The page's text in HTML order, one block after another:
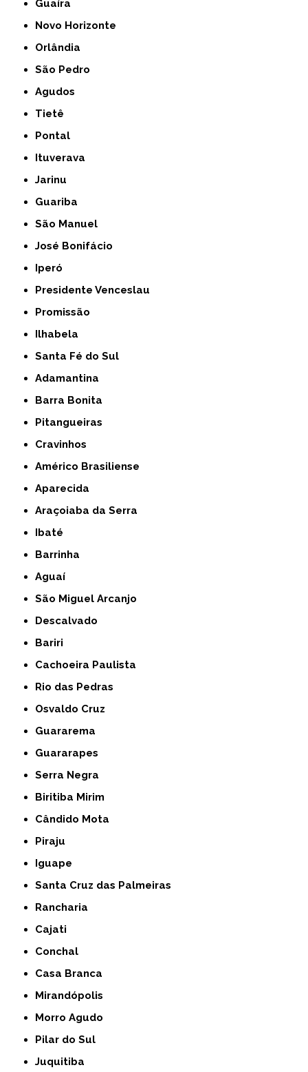
Guaíra
Novo Horizonte
Orlândia
São Pedro
Agudos
Tietê
Pontal
Ituverava
Jarinu
Guariba
São Manuel
José Bonifácio
Iperó
Presidente Venceslau
Promissão
Ilhabela
Santa Fé do Sul
Adamantina
Barra Bonita
Pitangueiras
Cravinhos
Américo Brasiliense
Aparecida
Araçoiaba da Serra
Ibaté
Barrinha
Aguaí
São Miguel Arcanjo
Descalvado
Bariri
Cachoeira Paulista
Rio das Pedras
Osvaldo Cruz
Guararema
Guararapes
Serra Negra
Biritiba Mirim
Cândido Mota
Piraju
Iguape
Santa Cruz das Palmeiras
Rancharia
Cajati
Conchal
Casa Branca
Mirandópolis
Morro Agudo
Pilar do Sul
Juquitiba